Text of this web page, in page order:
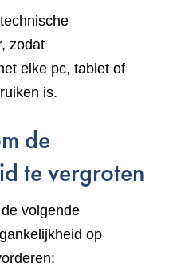
zodat
elke pc, tablet of
is.
de
te vergroten
volgende
op